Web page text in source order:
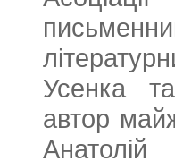
Усенка
автор